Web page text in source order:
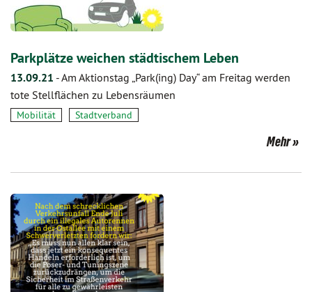
Parkplätze weichen städtischem Leben
13.09.21 -Am Aktionstag „Park(ing) Day“ am Freitag werden
tote Stellflächen zu Lebensräumen
Mobilität Stadtverband
Mehr